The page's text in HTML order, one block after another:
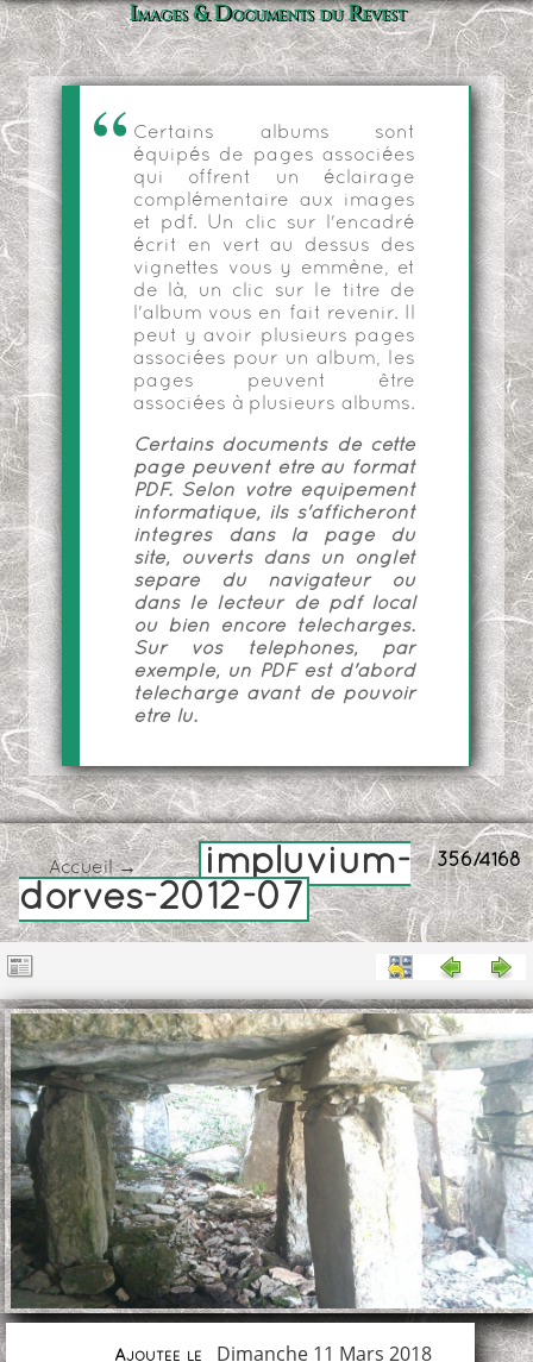
Images & Documents du Revest
Certains albums sont
équipés de pages associées
qui offrent un éclairage
complémentaire aux images
et pdf. Un clic sur l'encadré
écrit en vert au dessus des
vignettes vous y emmène, et
de là, un clic sur le titre de
l'album vous en fait revenir. Il
peut y avoir plusieurs pages
associées pour un album, les
pages peuvent être
associées à plusieurs albums.
Certains documents de cette
page peuvent être au format
PDF. Selon votre équipement
informatique, ils s'afficheront
intégrés dans la page du
site, ouverts dans un onglet
séparé du navigateur ou
dans le lecteur de pdf local
ou bien encore téléchargés.
Sur vos téléphones, par
exemple, un PDF est d'abord
téléchargé avant de pouvoir
être lu.
356/4168
Accueil→
impluvium-
dorves-2012-07
Ajoutée le Dimanche 11 Mars 2018